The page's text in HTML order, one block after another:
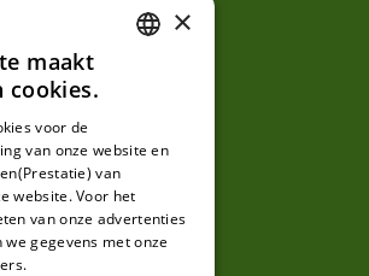
GERMAN
×
maakt
cookies.
voor de
van onze website en
van
website. Voor het
van onze advertenties
gegevens met onze